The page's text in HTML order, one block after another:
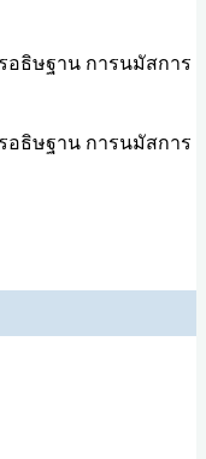
อธิษฐาน การนมัสการ
อธิษฐาน การนมัสการ